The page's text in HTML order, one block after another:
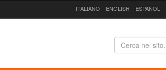
ITALIANO ENGLISH ESPAÑOL